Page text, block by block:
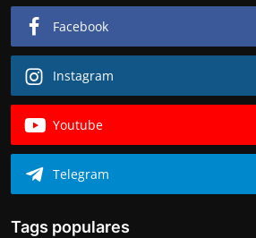
Facebook
Instagram
Youtube
Telegram
Tags populares